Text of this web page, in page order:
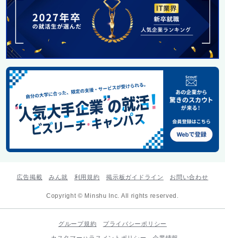
広告掲載 みん就 利用規約 掲示板ガイドライン お問い合わせ
Copyright © Minshu Inc. All rights reserved.
グループ規約
プライバシーポリシー